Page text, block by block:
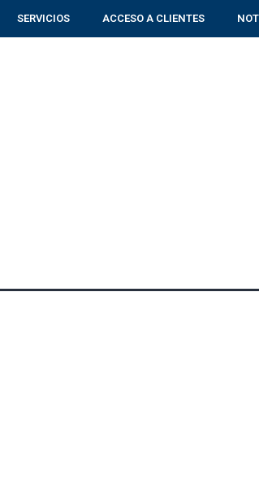
SERVICIOS ACCESO A CLIENTES